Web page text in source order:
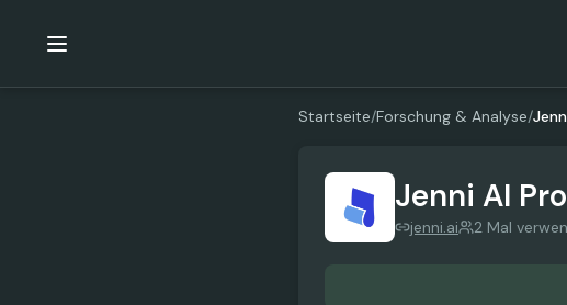
Startseite/Forschung & Analyse/
Jenni AI
jenni.ai 2 Mal